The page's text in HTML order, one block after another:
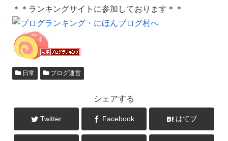
＊＊ランキングサイトに参加しております＊＊
日常 ブログ運営
シェアする
Twitter Facebook はてブ